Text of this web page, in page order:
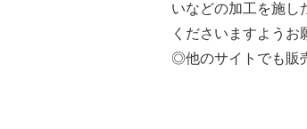
いなどの加工を施し
くださいますようお
◎他のサイトでも販